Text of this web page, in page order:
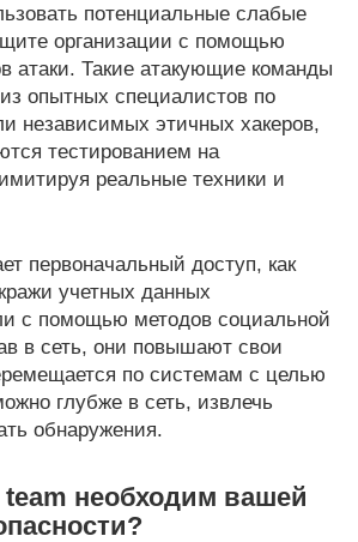
потенциальные слабые
организации с помощью
атаки. Такие атакующие команды
опытных специалистов по
независимых этичных хакеров,
тестированием на
реальные техники и
первоначальный доступ, как
учетных данных
с помощью методов социальной
в сеть, они повышают свои
по системам с целью
глубже в сеть, извлечь
обнаружения.
team необходим вашей